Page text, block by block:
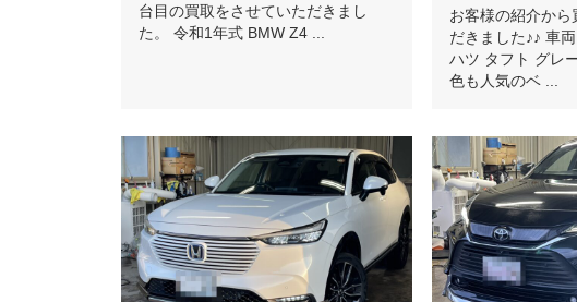
台目の買取をさせていただきまし
た。 令和1年式 BMW Z4 ...
お客様の紹介から
だきました♪♪ 車
ハツ タフト グレ
色も人気のベ ...